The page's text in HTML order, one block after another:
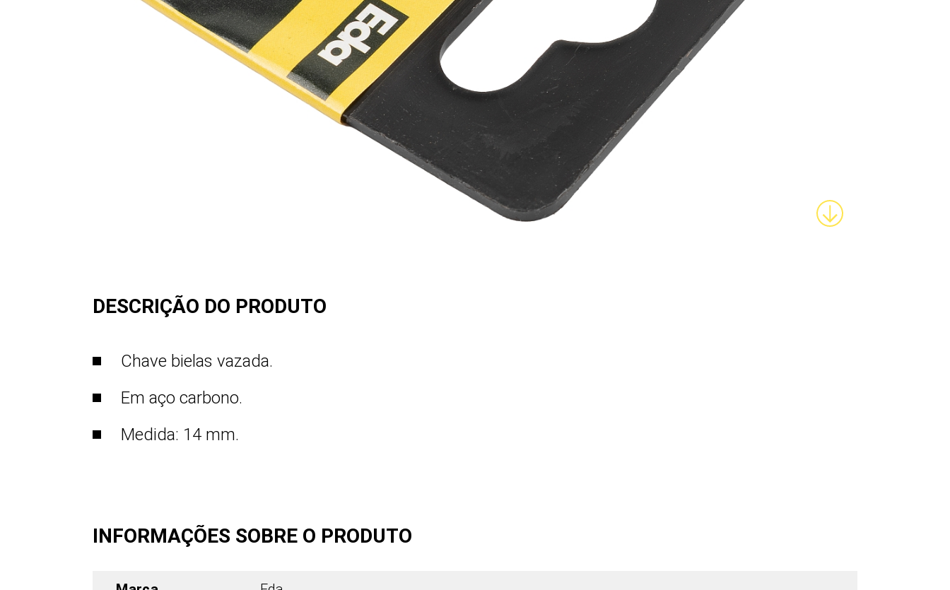
DESCRIÇÃO DO PRODUTO
Chave bielas vazada.
Em aço carbono.
Medida: 14 mm.
INFORMAÇÕES SOBRE O PRODUTO